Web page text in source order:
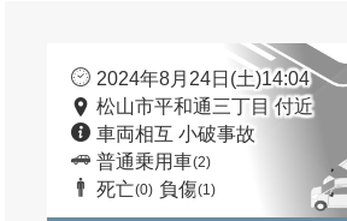
2024年8月24日(土)14:04
松山市平和通三丁目 付近
車両相互 小破事故
普通乗用車(2)
死亡(0) 負傷(1)